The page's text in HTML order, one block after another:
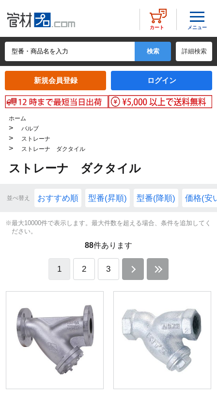
詳細検索
カート
新規会員登録 ログイン
メニュー
ホーム
> バルブ
> ストレーナ
> ストレーナ ダクタイル
ストレーナ ダクタイル
並べ替え おすすめ順 型番(昇順) 型番(降順) 価格(安
※最大10000件で表示します。最大件数を超える場合、条件を追加してく
ださい。
88件あります
1 2 3